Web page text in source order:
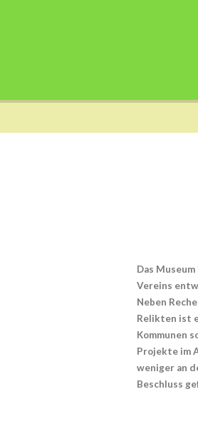
Das
Vereins
Neben
Relikten ist
Kommunen
Projekte im
weniger an
Beschluss